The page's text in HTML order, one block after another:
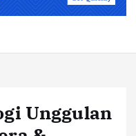
Unggulan